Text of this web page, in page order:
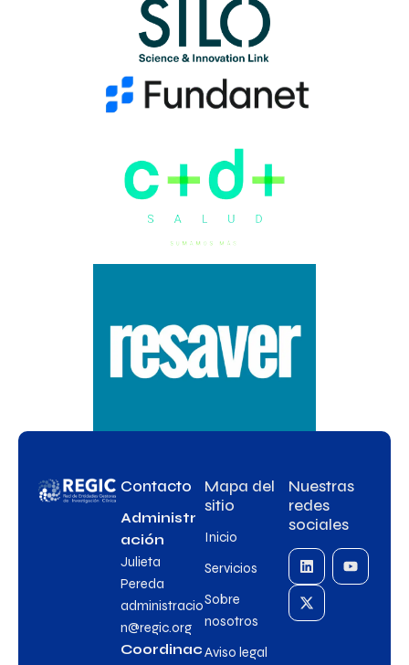
Contacto
Administr
ación
Julieta
Pereda
administracio
n@regic.org
Coordinac
Mapa del
sitio
Inicio
Servicios
Sobre
nosotros
Aviso legal
Nuestras
redes
sociales